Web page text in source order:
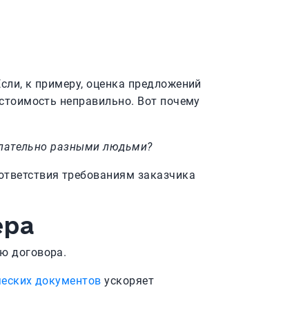
к примеру, оценка предложений
неправильно. Вот почему
разными людьми?
требованиям заказчика
договора.
документовускоряет